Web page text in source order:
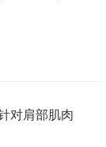
对肩部肌肉